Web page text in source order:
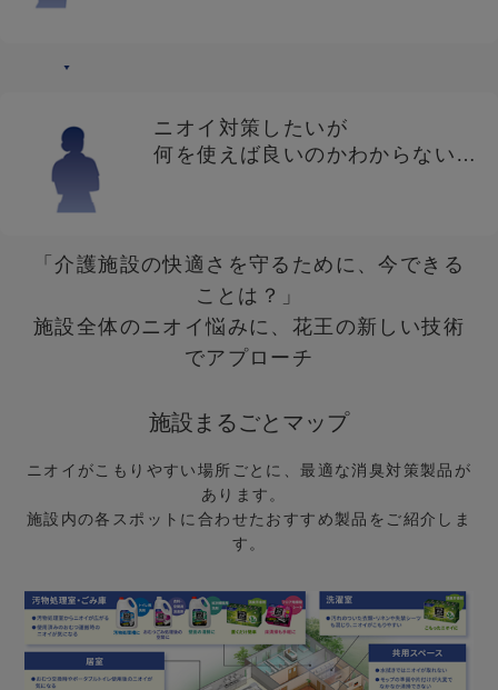
ニオイ対策したいが
何を使えば良いのかわからない…
「介護施設の快適さを守るために、今できる
ことは？」
施設全体のニオイ悩みに、花王の新しい技術
でアプローチ
施設まるごとマップ
ニオイがこもりやすい場所ごとに、最適な消臭対策製品が
あります。
施設内の各スポットに合わせたおすすめ製品をご紹介しま
す。